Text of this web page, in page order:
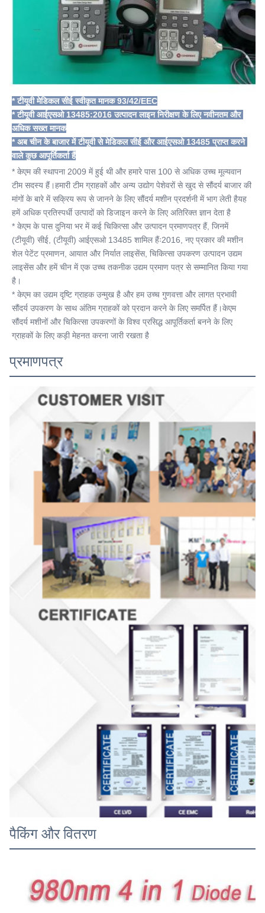
* टीयूवी मेडिकल सीई स्वीकृत मानक 93/42/EEC
* टीयूवी आईएसओ 13485:2016 उत्पादन लाइन निरीक्षण के लिए नवीनतम और
अधिक सख्त मानक
* अब चीन के बाजार में टीयूवी से मेडिकल सीई और आईएसओ 13485 प्राप्त करने
वाले कुछ आपूर्तिकर्ता हैं
* केएम की स्थापना 2009 में हुई थी और हमारे पास 100 से अधिक उच्च मूल्यवान
टीम सदस्य हैं।हमारी टीम ग्राहकों और अन्य उद्योग पेशेवरों से खुद से सौंदर्य बाजार की
मांगों के बारे में सक्रिय रूप से जानने के लिए सौंदर्य मशीन प्रदर्शनी में भाग लेती हैयह
हमें अधिक प्रतिस्पर्धी उत्पादों को डिजाइन करने के लिए अतिरिक्त ज्ञान देता है
* केएम के पास दुनिया भर में कई चिकित्सा और उत्पादन प्रमाणपत्र हैं, जिनमें
(टीयूवी) सीई, (टीयूवी) आईएसओ 13485 शामिल हैंः2016, नए प्रकार की मशीन
शेल पेटेंट प्रमाणन, आयात और निर्यात लाइसेंस, चिकित्सा उपकरण उत्पादन उद्यम
लाइसेंस और हमें चीन में एक उच्च तकनीक उद्यम प्रमाण पत्र से सम्मानित किया गया
है।
* केएम का उद्यम दृष्टि ग्राहक उन्मुख है और हम उच्च गुणवत्ता और लागत प्रभावी
सौंदर्य उपकरण के साथ अंतिम ग्राहकों को प्रदान करने के लिए समर्पित हैं।केएम
सौंदर्य मशीनों और चिकित्सा उपकरणों के विश्व प्रसिद्ध आपूर्तिकर्ता बनने के लिए
ग्राहकों के लिए कड़ी मेहनत करना जारी रखता है
प्रमाणपत्र
पैकिंग और वितरण